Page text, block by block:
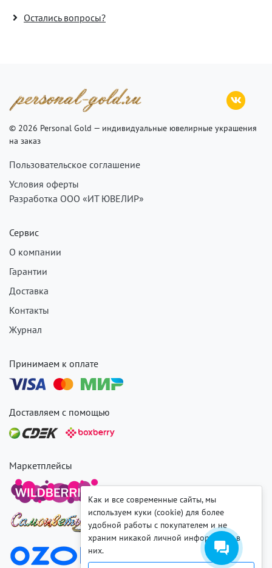
Остались вопросы?
© 2026 Personal Gold — индивидуальные ювелирные украшения
на заказ
Пользовательское соглашение
Условия оферты
Разработка ООО «ИТ ЮВЕЛИР»
Сервис
О компании
Гарантии
Доставка
Контакты
Журнал
Принимаем к оплате
Доставляем с помощью
Маркетплейсы
Как и все современные сайты, мы
используем куки (cookie) для более
удобной работы с покупателем и не
храним никакой личной информации в
них.